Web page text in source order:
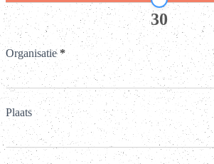
30
Organisatie *
Plaats